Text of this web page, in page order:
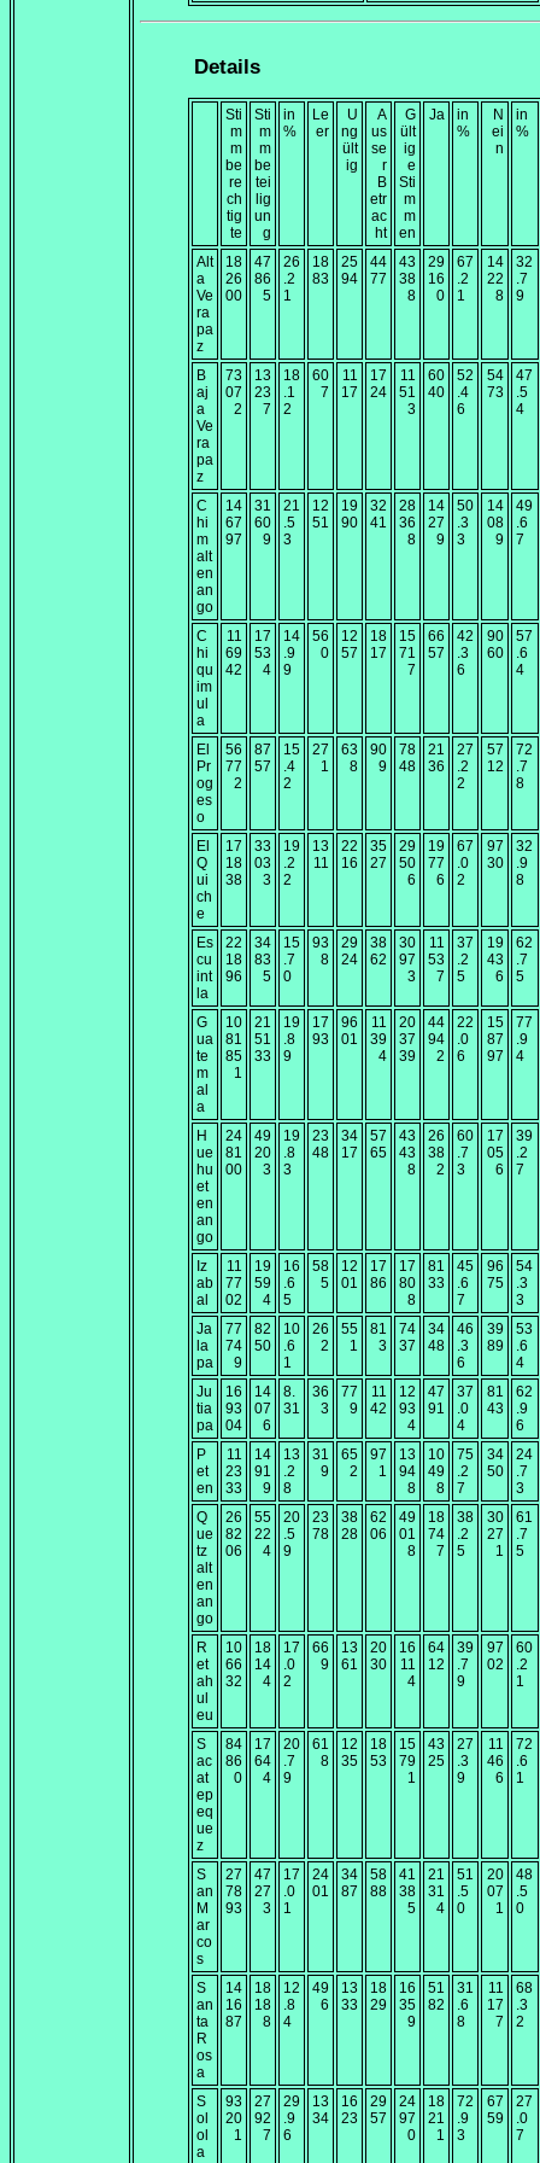
Details
Sti
m
m
be
re
ch
tig
te
Sti
m
m
be
tei
lig
un
g
in
%
Le
er
U
ng
ült
ig
A
us
se
r
B
etr
ac
ht
G
ült
ig
e
Sti
m
m
en
Ja
in
%
N
ei
n
in
%
Alt
a
Ve
ra
pa
z
18
26
00
47
86
5
26
.2
1
18
83
25
94
44
77
43
38
8
29
16
0
67
.2
1
14
22
8
32
.7
9
B
aj
a
Ve
ra
pa
z
73
07
2
13
23
7
18
.1
2
60
7
11
17
17
24
11
51
3
60
40
52
.4
6
54
73
47
.5
4
C
hi
m
alt
en
an
go
14
67
97
31
60
9
21
.5
3
12
51
19
90
32
41
28
36
8
14
27
9
50
.3
3
14
08
9
49
.6
7
C
hi
qu
im
ul
a
11
69
42
17
53
4
14
.9
9
56
0
12
57
18
17
15
71
7
66
57
42
.3
6
90
60
57
.6
4
El
Pr
og
es
o
56
77
2
87
57
15
.4
2
27
1
63
8
90
9
78
48
21
36
27
.2
2
57
12
72
.7
8
El
Q
ui
ch
e
17
18
38
33
03
3
19
.2
2
13
11
22
16
35
27
29
50
6
19
77
6
67
.0
2
97
30
32
.9
8
Es
cu
int
la
22
18
96
34
83
5
15
.7
0
93
8
29
24
38
62
30
97
3
11
53
7
37
.2
5
19
43
6
62
.7
5
G
ua
te
m
al
a
10
81
85
1
21
51
33
19
.8
9
17
93
96
01
11
39
4
20
37
39
44
94
2
22
.0
6
15
87
97
77
.9
4
H
ue
hu
et
en
an
go
24
81
00
49
20
3
19
.8
3
23
48
34
17
57
65
43
43
8
26
38
2
60
.7
3
17
05
6
39
.2
7
Iz
ab
al
11
77
02
19
59
4
16
.6
5
58
5
12
01
17
86
17
80
8
81
33
45
.6
7
96
75
54
.3
3
Ja
la
pa
77
74
9
82
50
10
.6
1
26
2
55
1
81
3
74
37
34
48
46
.3
6
39
89
53
.6
4
Ju
tia
pa
16
93
04
14
07
6
8.
31
36
3
77
9
11
42
12
93
4
47
91
37
.0
4
81
43
62
.9
6
P
et
en
11
23
33
14
91
9
13
.2
8
31
9
65
2
97
1
13
94
8
10
49
8
75
.2
7
34
50
24
.7
3
Q
ue
tz
alt
en
an
go
26
82
06
55
22
4
20
.5
9
23
78
38
28
62
06
49
01
8
18
74
7
38
.2
5
30
27
1
61
.7
5
R
et
ah
ul
eu
10
66
32
18
14
4
17
.0
2
66
9
13
61
20
30
16
11
4
64
12
39
.7
9
97
02
60
.2
1
S
ac
at
ep
eq
ue
z
84
86
0
17
64
4
20
.7
9
61
8
12
35
18
53
15
79
1
43
25
27
.3
9
11
46
6
72
.6
1
S
an
M
ar
co
s
27
78
93
47
27
3
17
.0
1
24
01
34
87
58
88
41
38
5
21
31
4
51
.5
0
20
07
1
48
.5
0
S
an
ta
R
os
a
14
16
87
18
18
8
12
.8
4
49
6
13
33
18
29
16
35
9
51
82
31
.6
8
11
17
7
68
.3
2
S
ol
ol
a
93
20
1
27
92
7
29
.9
6
13
34
16
23
29
57
24
97
0
18
21
1
72
.9
3
67
59
27
.0
7